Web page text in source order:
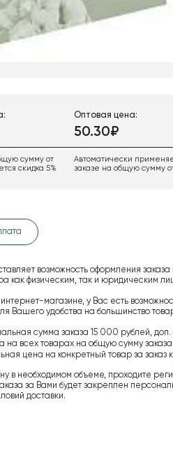
сумму от
скидка 5%
Оптовая цена:
50.30₽
Автоматически
заказе на общую сумму
возможность оформления
как физическим, так и юридическим
магазине, у Вас есть
Вашего удобства на большинство
сумма заказа 15 000 рублей, доп.
на всех товарах на общую сумму
цена на конкретный товар за заказ
в необходимом объеме, проходите
за Вами будет закреплен
доставки.